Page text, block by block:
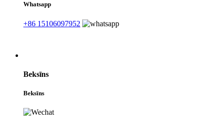
Whatsapp
+86 15106097952
Beksīns
Beksīns